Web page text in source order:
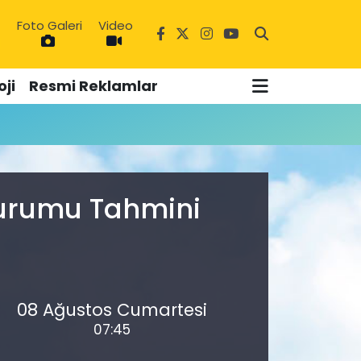
Foto Galeri Video
Resmi Reklamlar
Tahmini
08 Ağustos Cumartesi
07:45